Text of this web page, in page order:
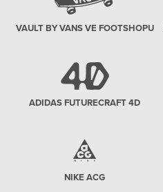
VAULT BY VANS VE FOOTSHOPU
ADIDAS FUTURECRAFT 4D
NIKE ACG